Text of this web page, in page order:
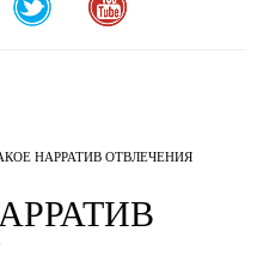
НАРРАТИВ ОТВЛЕЧЕНИЯ